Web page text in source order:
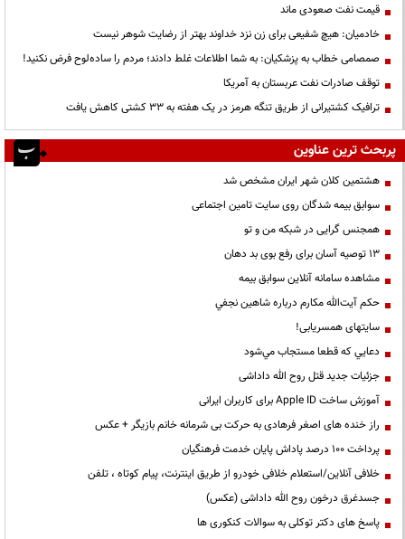
قیمت نفت صعودی ماند
خادمیان: هیچ شفیعی برای زن نزد خداوند بهتر از رضایت شوهر نیست
صمصامی خطاب به پزشکیان: به شما اطلاعات غلط دادند؛ مردم را ساده‌لوح فرض نکنید!
توقف صادرات نفت عربستان به آمریکا
ترافیک کشتیرانی از طریق تنگه هرمز در یک هفته به ۳۳ کشتی کاهش یافت
پربحث ترین عناوین
هشتمین کلان شهر ایران مشخص شد
سوابق بیمه شدگان روی سایت تامین اجتماعی
همجنس گرایی در شبکه من و تو
13 توصیه آسان برای رفع بوی بد دهان
مشاهده سامانه آنلاين سوابق بیمه
حكم آيت‌الله مكارم درباره شاهين نجفي
سایتهای همسریابی!
دعايي كه قطعا مستجاب مي‌شود
جزئیات جدید قتل روح الله داداشی
آموزش ساخت Apple ID برای کاربران ایرانی
راز خنده های اصغر فرهادی به حرکت بی شرمانه خانم بازیگر + عکس
پرداخت ۱۰۰ درصد پاداش پایان خدمت فرهنگیان
خلافی آنلاین/استعلام خلافی خودرو از طریق اینترنت، پیام کوتاه ، تلفن
جسدغرق درخون روح الله داداشی (عکس)
پاسخ های دکتر توکلی به سوالات کنکوری ها